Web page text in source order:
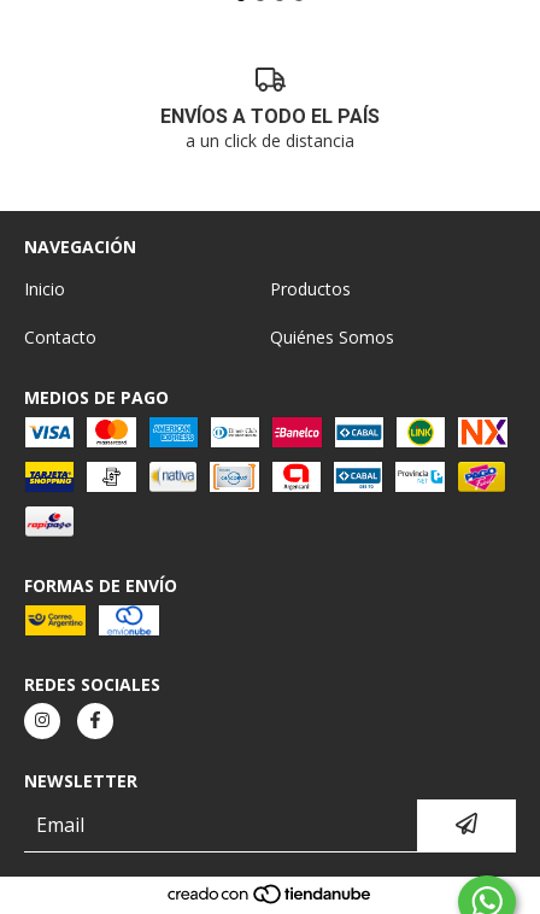
ENVÍOS A TODO EL PAÍS
a un click de distancia
NAVEGACIÓN
Inicio
Productos
Contacto Quiénes Somos
MEDIOS DE PAGO
FORMAS DE ENVÍO
REDES SOCIALES
NEWSLETTER